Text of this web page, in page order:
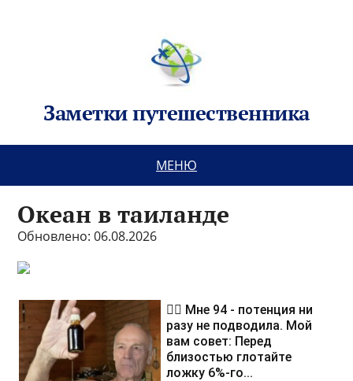
Заметки путешественника
МЕНЮ
Океан в таиланде
Обновлено: 06.08.2026
❤️‍🔥 Мне 94 - потенция ни
разу не подводила. Мой
вам совет: Перед
близостью глотайте
ложку 6%-го...